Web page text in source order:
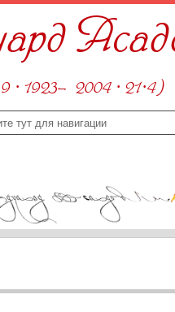
· 1923—2004 · 21·4)